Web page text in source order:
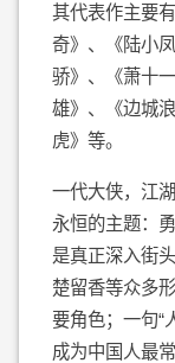
其代表作主要
奇》、《陆小
骄》、《萧十
雄》、《边城
虎》等。
一代大侠，江
永恒的主题：
是真正深入街
楚留香等众多
要角色；一句“
成为中国人最